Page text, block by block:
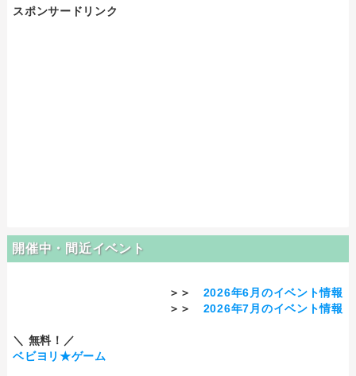
スポンサードリンク
開催中・間近イベント
＞＞ 2026年6月のイベント情報
＞＞ 2026年7月のイベント情報
＼ 無料！／
ベビヨリ★ゲーム